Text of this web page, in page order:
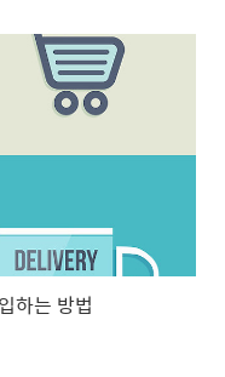
하는 방법